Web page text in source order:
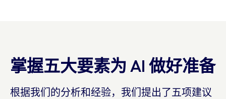
掌握五大要素为 AI 做好准备
根据我们的分析和经验，我们提出了五项建议